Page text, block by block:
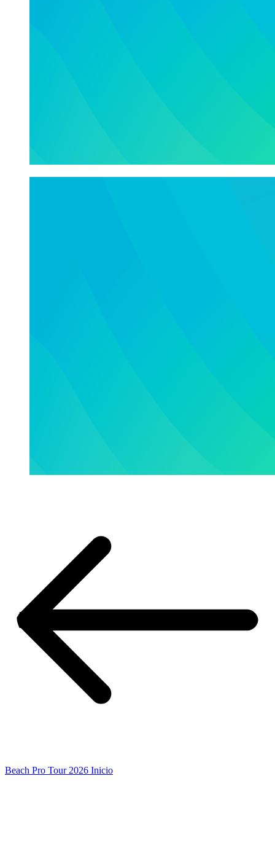
Beach Pro Tour 2026 Inicio